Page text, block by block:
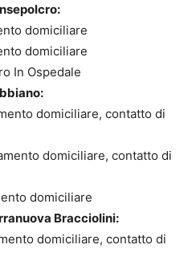
domiciliare
domiciliare
In Ospedale
domiciliare, contatto di
domiciliare, contatto di
domiciliare
Bracciolini:
domiciliare, contatto di